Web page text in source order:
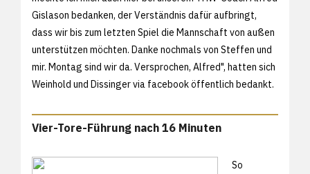
Gislason bedanken, der Verständnis dafür aufbringt,
dass wir bis zum letzten Spiel die Mannschaft von außen
unterstützen möchten. Danke nochmals von Steffen und
mir. Montag sind wir da. Versprochen, Alfred", hatten sich
Weinhold und Dissinger via facebook öffentlich bedankt.
Vier-Tore-Führung nach 16 Minuten
So